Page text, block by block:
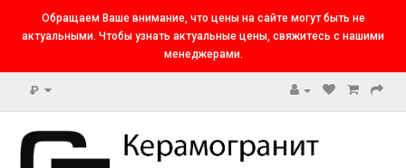
Обращаем Ваше внимание, что цены на сайте могут быть не
актуальными. Чтобы узнать актуальные цены, свяжитесь с нашими
менеджерами.
₽